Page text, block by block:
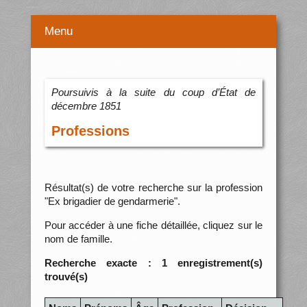
Menu
Poursuivis à la suite du coup d’État de
décembre 1851
Professions
Résultat(s) de votre recherche sur la profession
"Ex brigadier de gendarmerie".
Pour accéder à une fiche détaillée, cliquez sur le
nom de famille.
Recherche exacte : 1 enregistrement(s)
trouvé(s)